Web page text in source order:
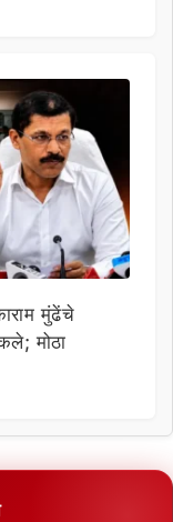
मुंढेंचे
मोठा